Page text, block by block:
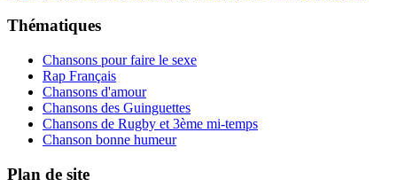
Thématiques
Chansons pour faire le sexe
Rap Français
Chansons d'amour
Chansons des Guinguettes
Chansons de Rugby et 3ème mi-temps
Chanson bonne humeur
Plan de site